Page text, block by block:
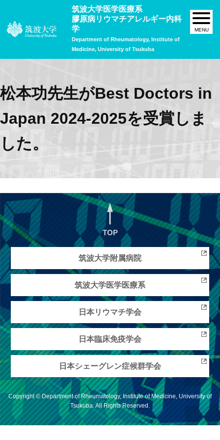
筑波大学医学医療系
膠原病リウマチアレルギー内科
学
Department of Rheumatology, Institute of
Medicine, University of Tsukuba
松本功先生がBest Doctors in
Japan 2024-2025を受賞しま
した。
TOP
筑波大学附属病院
筑波大学医学医療系
日本リウマチ学会
日本臨床免疫学会
日本シェーグレン症候群学会
Copyright © Department of Rheumatology, Institute of Medicine, University of
Tsukuba. All Rights Reserved.